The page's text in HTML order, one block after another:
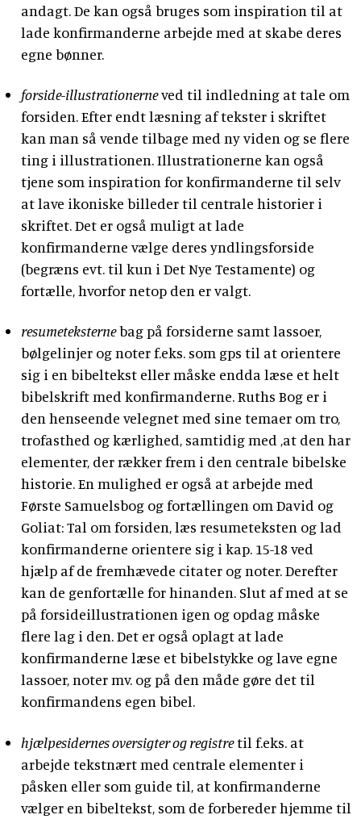
andagt. De kan også bruges som inspiration til at
lade konfirmanderne arbejde med at skabe deres
egne bønner.
forside-illustrationerneved til indledning at tale om
forsiden. Efter endt læsning af tekster i skriftet
kan man så vende tilbage med ny viden og se flere
ting i illustrationen. Illustrationerne kan også
tjene som inspiration for konfirmanderne til selv
at lave ikoniske billeder til centrale historier i
skriftet. Det er også muligt at lade
konfirmanderne vælge deres yndlingsforside
(begræns evt. til kun i Det Nye Testamente) og
fortælle, hvorfor netop den er valgt.
resumeteksternebag på forsiderne samt lassoer,
bølgelinjer og noter f.eks. som gps til at orientere
sig i en bibeltekst eller måske endda læse et helt
bibelskrift med konfirmanderne. Ruths Bog er i
den henseende velegnet med sine temaer om tro,
trofasthed og kærlighed, samtidig med ,at den har
elementer, der rækker frem i den centrale bibelske
historie. En mulighed er også at arbejde med
Første Samuelsbog og fortællingen om David og
Goliat: Tal om forsiden, læs resumeteksten og lad
konfirmanderne orientere sig i kap. 15-18 ved
hjælp af de fremhævede citater og noter. Derefter
kan de genfortælle for hinanden. Slut af med at se
på forsideillustrationen igen og opdag måske
flere lag i den. Det er også oplagt at lade
konfirmanderne læse et bibelstykke og lave egne
lassoer, noter mv. og på den måde gøre det til
konfirmandens egen bibel.
hjælpesidernes oversigter og registretil f.eks. at
arbejde tekstnært med centrale elementer i
påsken eller som guide til, at konfirmanderne
vælger en bibeltekst, som de forbereder hjemme til